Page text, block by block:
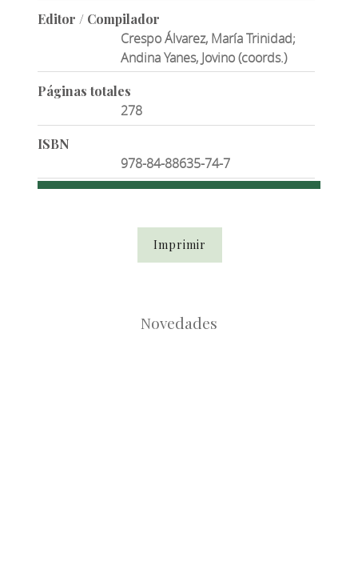
Editor / Compilador
Crespo Álvarez, María Trinidad;
Andina Yanes, Jovino (coords.)
Páginas totales
278
ISBN
978-84-88635-74-7
Imprimir
Novedades